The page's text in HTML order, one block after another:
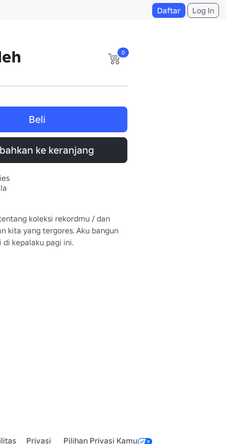
Daftar Log In
0
Beli
ke keranjang
koleksi rekordmu / dan
kita yang tergores. Aku bangun
di kepalaku pagi ini.
Privasi Pilihan Privasi Kamu